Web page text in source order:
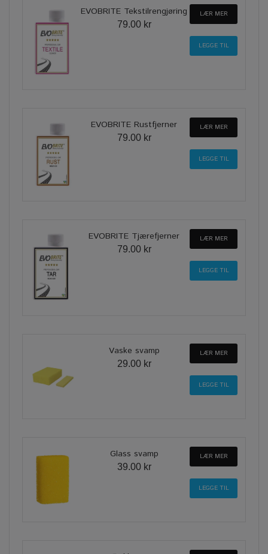
EVOBRITE Tekstilrengjøring
79.00 kr
LÆR MER
EVOBRITE Rustfjerner
79.00 kr
LÆR MER
EVOBRITE Tjærefjerner
79.00 kr
LÆR MER
Vaske svamp
29.00 kr
LÆR MER
Glass svamp
39.00 kr
LÆR MER